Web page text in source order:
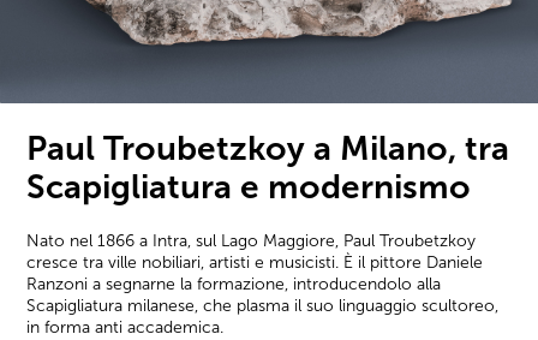
Paul Troubetzkoy a Milano, tra
Scapigliatura e modernismo
Nato nel 1866 a Intra, sul Lago Maggiore, Paul Troubetzkoy
cresce tra ville nobiliari, artisti e musicisti. È il pittore Daniele
Ranzoni a segnarne la formazione, introducendolo alla
Scapigliatura milanese, che plasma il suo linguaggio scultoreo,
in forma anti accademica.